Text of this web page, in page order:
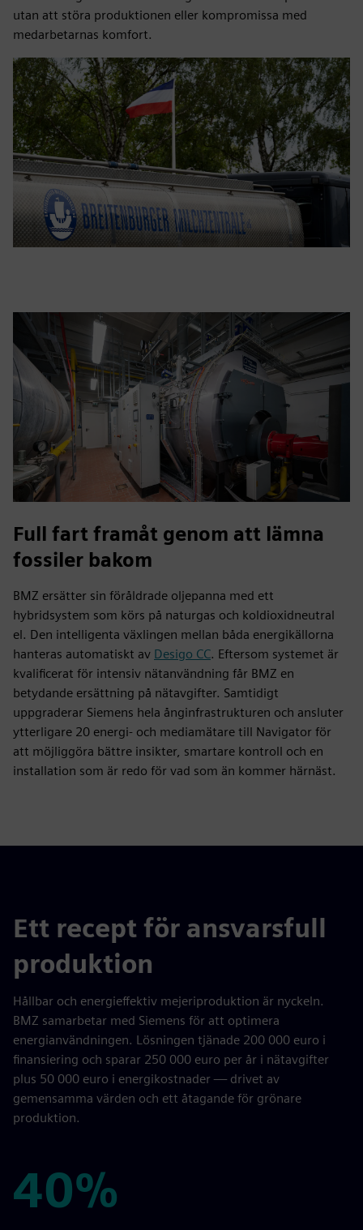
utan att störa produktionen eller kompromissa med
medarbetarnas komfort.
Full fart framåt genom att lämna
fossiler bakom
BMZ ersätter sin föråldrade oljepanna med ett
hybridsystem som körs på naturgas och koldioxidneutral
el. Den intelligenta växlingen mellan båda energikällorna
hanteras automatiskt av Desigo CC. Eftersom systemet är
kvalificerat för intensiv nätanvändning får BMZ en
betydande ersättning på nätavgifter. Samtidigt
uppgraderar Siemens hela ånginfrastrukturen och ansluter
ytterligare 20 energi- och mediamätare till Navigator för
att möjliggöra bättre insikter, smartare kontroll och en
installation som är redo för vad som än kommer härnäst.
Ett recept för ansvarsfull
produktion
Hållbar och energieffektiv mejeriproduktion är nyckeln.
BMZ samarbetar med Siemens för att optimera
energianvändningen. Lösningen tjänade 200 000 euro i
finansiering och sparar 250 000 euro per år i nätavgifter
plus 50 000 euro i energikostnader — drivet av
gemensamma värden och ett åtagande för grönare
produktion.
40%